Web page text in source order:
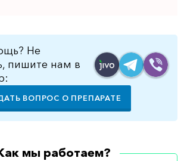
Не
пишите нам в
ВОПРОС О ПРЕПАРАТЕ
мы работаем?